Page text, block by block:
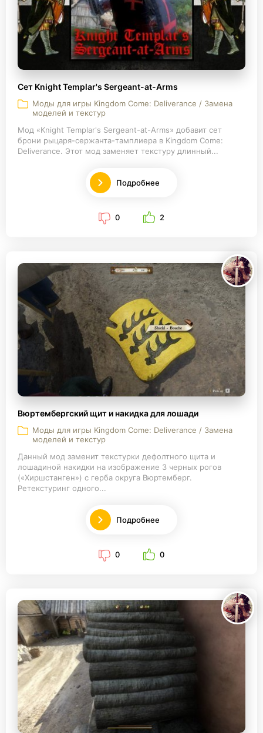
Сет Knight Templar's Sergeant-at-Arms
Моды для игры Kingdom Come: Deliverance / Замена
моделей и текстур
Мод «Knight Templar's Sergeant-at-Arms» добавит сет
брони рыцаря-сержанта-тамплиера в Kingdom Come:
Deliverance. Этот мод заменяет текстуру длинный...
Подробнее
0 2
Вюртембергский щит и накидка для лошади
Моды для игры Kingdom Come: Deliverance / Замена
моделей и текстур
Данный мод заменит текстурки дефолтного щита и
лошадиной накидки на изображение 3 черных рогов
(«Хиршстанген») с герба округа Вюртемберг.
Ретекстуринг одного...
Подробнее
0 0